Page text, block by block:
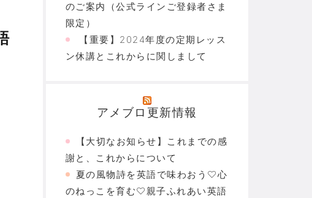
のご案内（公式ラインご登録者さま
限定）
【重要】2024年度の定期レッス
ン休講とこれからに関しまして
アメブロ更新情報
【大切なお知らせ】これまでの感
謝と、これからについて
夏の風物詩を英語で味わおう♡心
のねっこを育む♡親子ふれあい英語